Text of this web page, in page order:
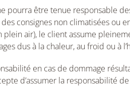
pourra être tenue responsable
consignes non climatisées ou
plein air), le client assume
dus à la chaleur, au froid ou à
en cas de dommage
d’assumer la responsabilité